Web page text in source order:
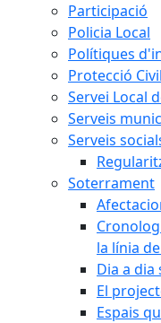
Participació
Policia Local
Polítiques
Protecció Civil
Servei Local
Serveis
Serveis
Soterrament
la línia
Dia a
El
Espais